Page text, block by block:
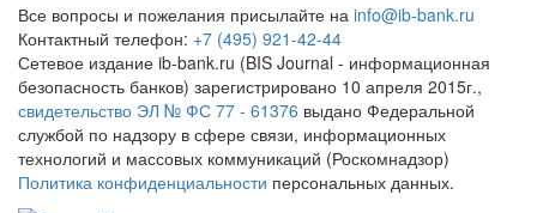
Все вопросы и пожелания присылайте на info@ib-bank.ru
Контактный телефон: +7 (495) 921-42-44
Сетевое издание ib-bank.ru (BIS Journal - информационная
безопасность банков) зарегистрировано 10 апреля 2015г.,
свидетельство ЭЛ № ФС 77 - 61376 выдано Федеральной
службой по надзору в сфере связи, информационных
технологий и массовых коммуникаций (Роскомнадзор)
Политика конфиденциальности персональных данных.